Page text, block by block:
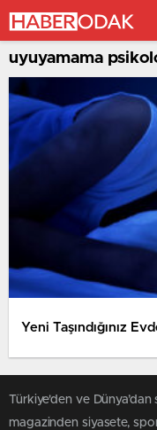
uyuyamama
Yeni Taşındığınız
Türkiye'den ve
magazinden siyasete,